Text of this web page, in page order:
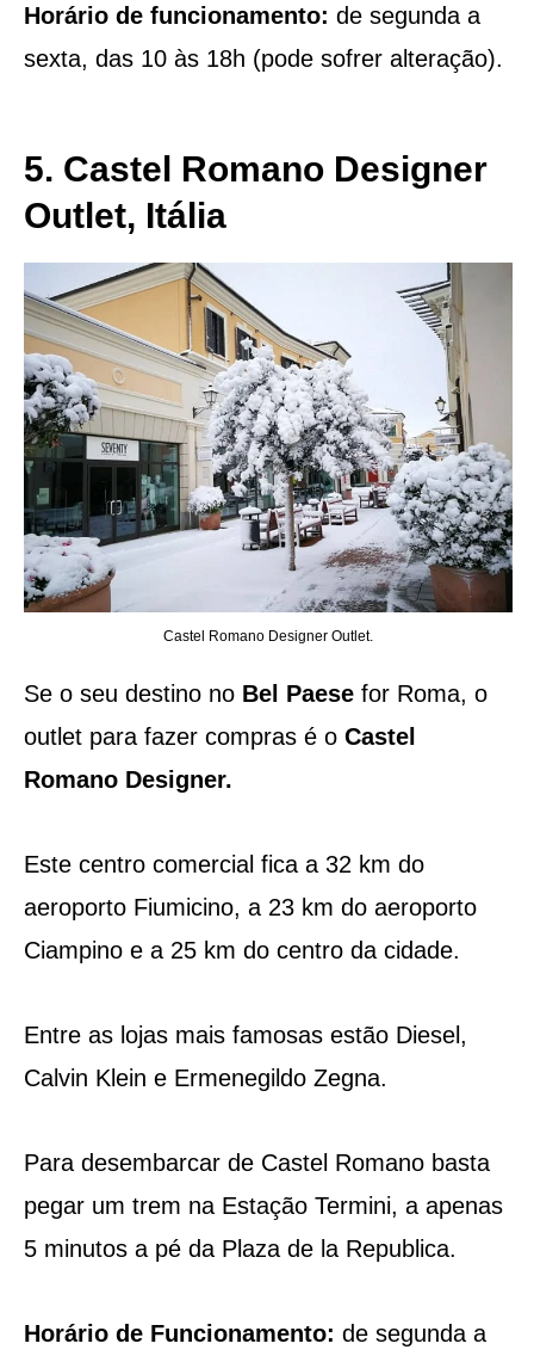
Horário de funcionamento: de segunda a
sexta, das 10 às 18h (pode sofrer alteração).
5. Castel Romano Designer
Outlet, Itália
Castel Romano Designer Outlet.
Se o seu destino no Bel Paesefor Roma, o
outlet para fazer compras é oCastel
Romano Designer.
Este centro comercial fica a 32 km do
aeroporto Fiumicino, a 23 km do aeroporto
Ciampino e a 25 km do centro da cidade.
Entre as lojas mais famosas estão Diesel,
Calvin Klein e Ermenegildo Zegna.
Para desembarcar de Castel Romano basta
pegar um trem na Estação Termini, a apenas
5 minutos a pé da Plaza de la Republica.
Horário de Funcionamento: de segunda a